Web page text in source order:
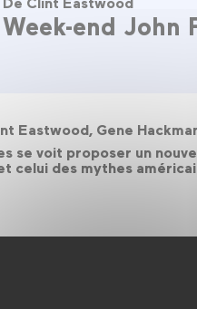
Week-end John
Eastwood, Gene
se voit proposer un
celui des mythes